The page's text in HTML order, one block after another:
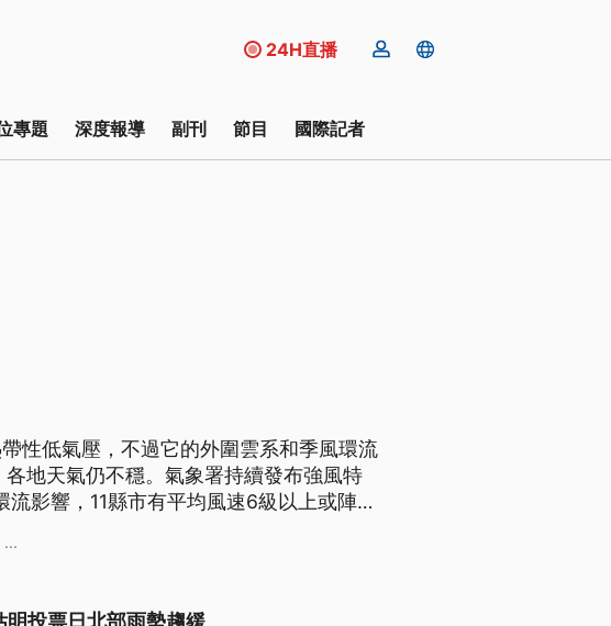
24H直播
專題 深度報導 副刊 節目 國際記者
性低氣壓，不過它的外圍雲系和季風環流
地天氣仍不穩。氣象署持續發布強風特
影響，11縣市有平均風速6級以上或陣風
...
投票日北部雨勢趨緩